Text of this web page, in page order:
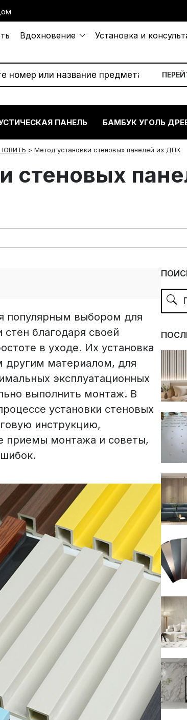
Вдохновение Установка и
ПАНЕЛЬ БАМБУК УГОЛЬ
>Метод установки стеновых панелей из ДПК
стеновых
популярным выбором для
благодаря своей
в уходе. Их установка
другим материалом, для
эксплуатационных
выполнить монтаж. В
установки стеновых
инструкцию,
приемы монтажа и советы,